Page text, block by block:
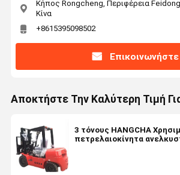
Κήπος Rongcheng, Περιφέρεια
Κίνα
+8615395098502
Επικοινωνήστε
Αποκτήστε Την Καλύτερη Τιμή
3 τόνους HANGCHA
πετρελαιοκίνητα